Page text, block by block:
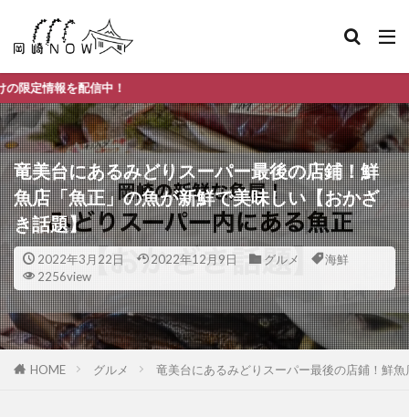
竜美台にあるみどりスーパー最後の店鋪！鮮
魚店「魚正」の魚が新鮮で美味しい【おかざ
き話題】
2022年3月22日 2022年12月9日 グルメ
海鮮
2256view
HOME グルメ 竜美台にあるみどりスーパー最後の店鋪！鮮